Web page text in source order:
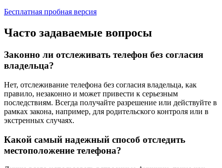
Бесплатная пробная версия
Часто задаваемые вопросы
Законно ли отслеживать телефон без согласия
владельца?
Нет, отслеживание телефона без согласия владельца, как
правило, незаконно и может привести к серьезным
последствиям. Всегда получайте разрешение или действуйте в
рамках закона, например, для родительского контроля или в
экстренных случаях.
Какой самый надежный способ отследить
местоположение телефона?